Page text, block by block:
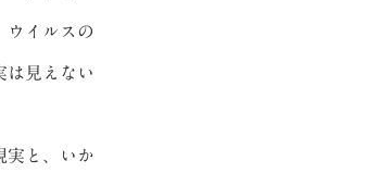
ウイルスの
は見えない
実と、いか